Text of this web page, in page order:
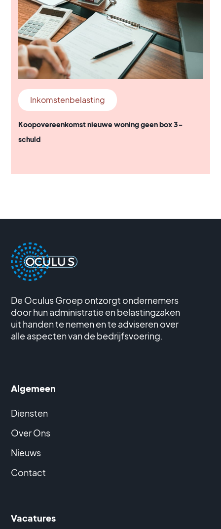
Inkomstenbelasting
Koopovereenkomst nieuwe woning geen box 3-
schuld
De Oculus Groep ontzorgt ondernemers
door hun administratie en belastingzaken
uit handen te nemen en te adviseren over
alle aspecten van de bedrijfsvoering.
Algemeen
Diensten
Over Ons
Nieuws
Contact
Vacatures